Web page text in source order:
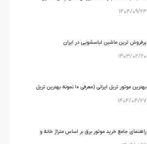
گرانیت و تفلون
۱۴۰۴/۰۹/۲۴
پرفروش ترین ماشین لباسشویی در ایران
۱۴۰۳/۰۲/۲۰
بهترین موتور تریل ایرانی (معرفی ۱۰ نمونه بهترین تریل
های ایرانی)
۱۴۰۴/۰۴/۲۷
راهنمای جامع خرید موتور برق بر اساس متراژ خانه و